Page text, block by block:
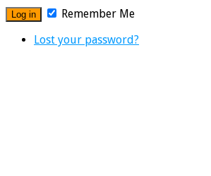
Remember Me
Lost your password?